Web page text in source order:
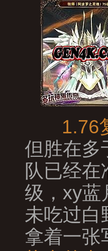
1.76
但胜在多
队已经
级，xy蓝
未吃过
拿着一张